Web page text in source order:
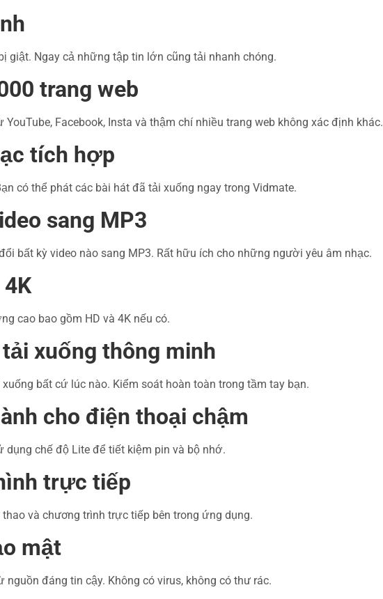
giật. Ngay cả những tập tin lớn cũng tải nhanh chóng.
trang web
Facebook, Insta và thậm chí nhiều trang web không xác định khác.
tích hợp
có thể phát các bài hát đã tải xuống ngay trong Vidmate.
sang MP3
bất kỳ video nào sang MP3. Rất hữu ích cho những người yêu âm nhạc.
cao bao gồm HD và 4K nếu có.
xuống thông minh
bất cứ lúc nào. Kiểm soát hoàn toàn trong tầm tay bạn.
cho điện thoại chậm
dụng chế độ Lite để tiết kiệm pin và bộ nhớ.
trực tiếp
và chương trình trực tiếp bên trong ứng dụng.
mật
đáng tin cậy. Không có virus, không có thư rác.